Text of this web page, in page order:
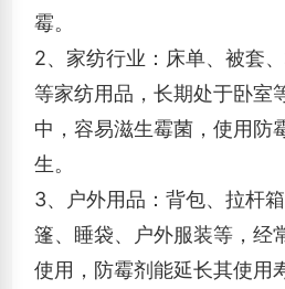
霉。
2、家纺行业：床单、被套
等家纺用品，长期处于卧室
中，容易滋生霉菌，使用防
生。
3、
户外用品：背包、拉杆
篷、睡袋、户外服装等，经
使用，防霉剂能延长其使用